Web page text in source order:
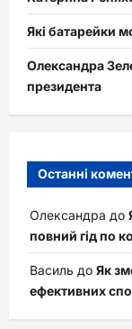
Які батарейки
Олександра
президента
Останні
Олександра до
повний гід по
Василь до Як
ефективних